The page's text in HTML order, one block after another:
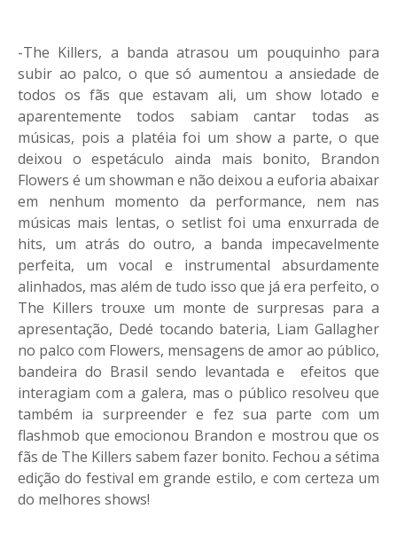
-The Killers, a banda atrasou um pouquinho para
subir ao palco, o que só aumentou a ansiedade de
todos os fãs que estavam ali, um show lotado e
aparentemente todos sabiam cantar todas as
músicas, pois a platéia foi um show a parte, o que
deixou o espetáculo ainda mais bonito, Brandon
Flowers é um showman e não deixou a euforia abaixar
em nenhum momento da performance, nem nas
músicas mais lentas, o setlist foi uma enxurrada de
hits, um atrás do outro, a banda impecavelmente
perfeita, um vocal e instrumental absurdamente
alinhados, mas além de tudo isso que já era perfeito, o
The Killers trouxe um monte de surpresas para a
apresentação, Dedé tocando bateria, Liam Gallagher
no palco com Flowers, mensagens de amor ao público,
bandeira do Brasil sendo levantada e efeitos que
interagiam com a galera, mas o público resolveu que
também ia surpreender e fez sua parte com um
flashmob que emocionou Brandon e mostrou que os
fãs de The Killers sabem fazer bonito. Fechou a sétima
edição do festival em grande estilo, e com certeza um
do melhores shows!